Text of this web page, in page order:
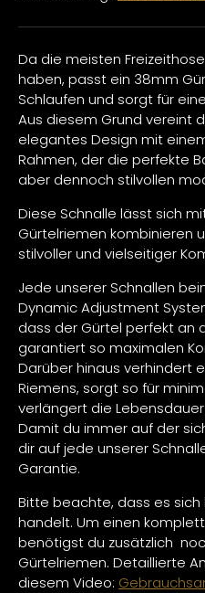
Da die meisten
haben, passt ein 38mm
Schlaufen und sorgt für
Aus diesem Grund vereint
elegantes Design mit
Rahmen, der die perfekte
aber dennoch stilvollen
Diese Schnalle lässt sich
Gürtelriemen kombinieren
stilvoller und vielseitiger
Jede unserer Schnallen
Dynamic Adjustment
dass der Gürtel perfekt an
garantiert so maximalen
Darüber hinaus verhindert
Riemens, sorgt so für
verlängert die
Damit du immer auf der
dir auf jede unserer
Garantie.
Bitte beachte, dass es sich
handelt. Um einen
benötigst du zusätzlich
Gürtelriemen. Detaillierte
diesem Video: